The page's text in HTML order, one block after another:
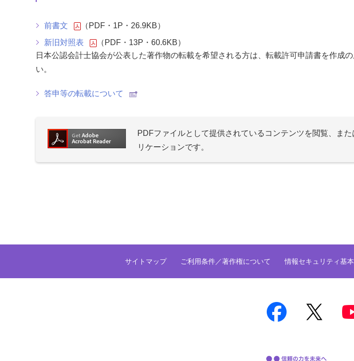
前書文
（PDF・1P・26.9KB）
新旧対照表
（PDF・13P・60.6KB）
日本公認会計士協会が公表した著作物の転載を希望される方は、転載許可申請書を作成
い。
答申等の転載について
PDFファイルとして提供されているコンテンツを閲覧、ま
リケーションです。
サイトマップ ご利用条件／著作権について 情報セキュリティ基